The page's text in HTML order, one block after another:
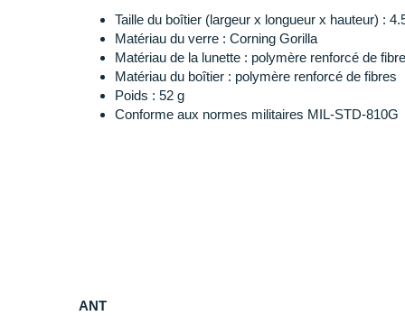
etc.
GPS, GLONASS et Galileo: multi-GNSS,
environnement isolés
Changements de direction affichés sans
Popularity Routing
: sélection et création
Création d'itinéraires via d'autres
Taille du boîtier (largeur x longueur x hauteur) :
Matériau du verre : Corning Gorilla
Matériau de la lunette : polymère renforcé de
Matériau du boîtier : polymère renforcé de fibres
Poids : 52 g
Conforme aux normes militaires MIL-STD-810G
Bracelet :
ANT